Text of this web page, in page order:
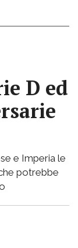
D ed
e Imperia le
potrebbe